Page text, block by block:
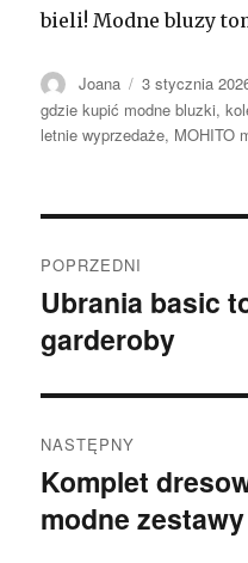
bieli! Modne bluzy
Autor
Joana Opublikowano
3 stycznia
gdzie kupić modne bluzki,
letnie wyprzedaże, MOHITO
wpisu
POPRZEDNI
Poprzedni
wpis:
Ubrania basic
garderoby
NASTĘPNY
Następny
wpis:
Komplet
modne zestawy